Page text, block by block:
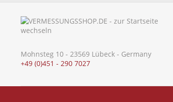
Mohnsteg 10 - 23569 Lübeck - Germany
+49 (0)451 - 290 7027